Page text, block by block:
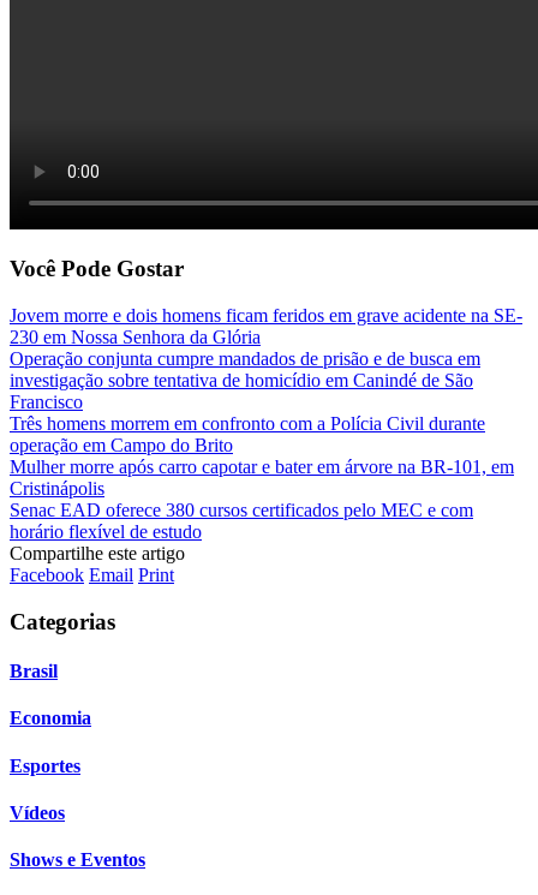
Você Pode Gostar
Jovem morre e dois homens ficam feridos em grave acidente na SE-
230 em Nossa Senhora da Glória
Operação conjunta cumpre mandados de prisão e de busca em
investigação sobre tentativa de homicídio em Canindé de São
Francisco
Três homens morrem em confronto com a Polícia Civil durante
operação em Campo do Brito
Mulher morre após carro capotar e bater em árvore na BR-101, em
Cristinápolis
Senac EAD oferece 380 cursos certificados pelo MEC e com
horário flexível de estudo
Compartilhe este artigo
Facebook Email Print
Categorias
Brasil
Economia
Esportes
Vídeos
Shows e Eventos